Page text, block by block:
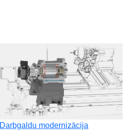
Darbgaldu modernizācija